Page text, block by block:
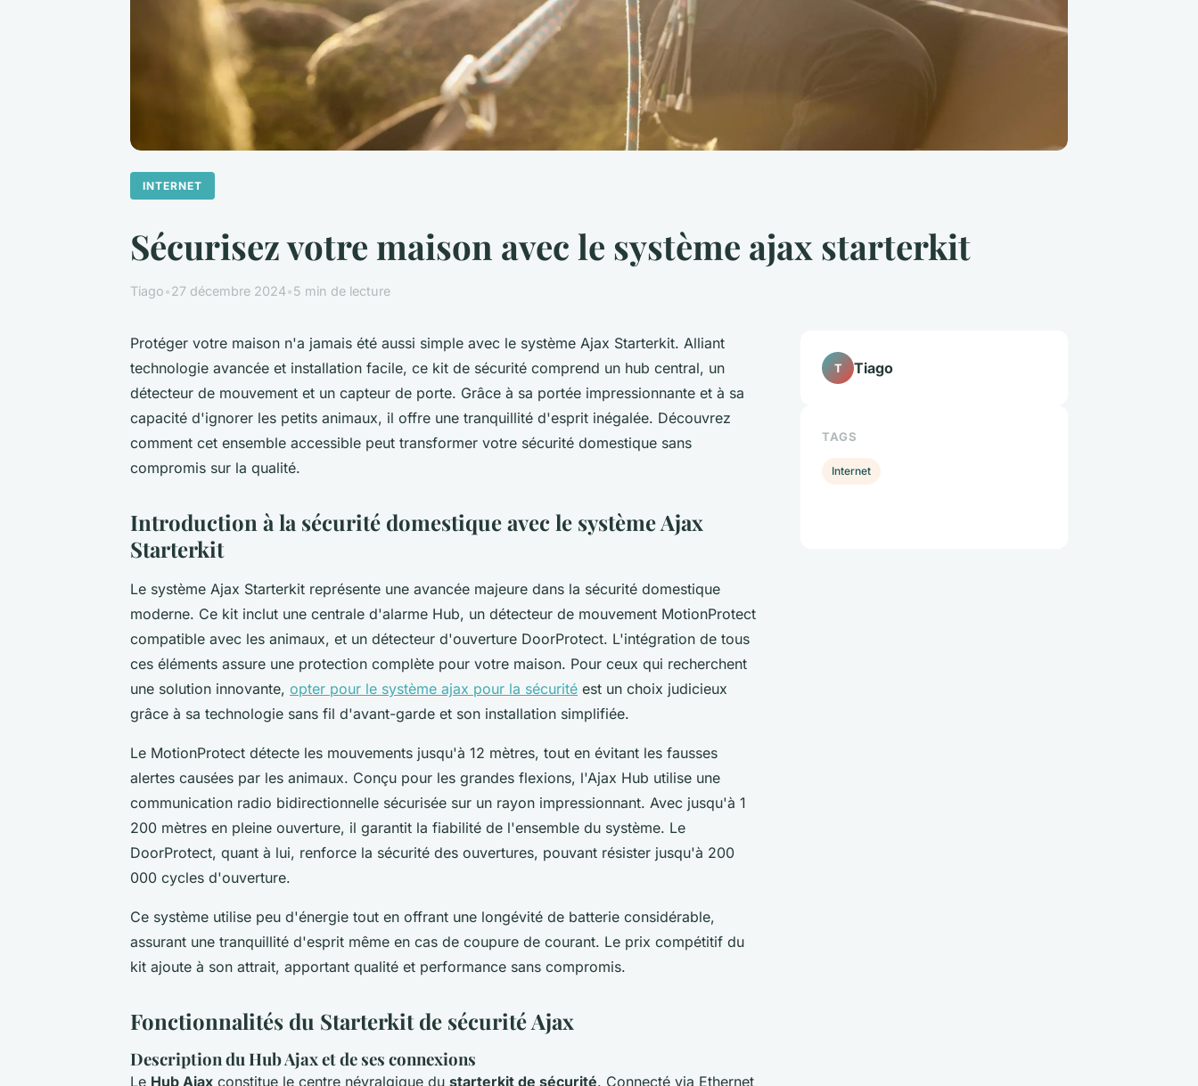
INTERNET
Sécurisez votre maison avec le système ajax starterkit
Tiago•27 décembre 2024•5 min de lecture
Protéger votre maison n'a jamais été aussi simple avec le système Ajax Starterkit. Alliant
technologie avancée et installation facile, ce kit de sécurité comprend un hub central, un
détecteur de mouvement et un capteur de porte. Grâce à sa portée impressionnante et à sa
capacité d'ignorer les petits animaux, il offre une tranquillité d'esprit inégalée. Découvrez
comment cet ensemble accessible peut transformer votre sécurité domestique sans
compromis sur la qualité.
Introduction à la sécurité domestique avec le système Ajax
Starterkit
Le système Ajax Starterkit représente une avancée majeure dans la sécurité domestique
moderne. Ce kit inclut une centrale d'alarme Hub, un détecteur de mouvement MotionProtect
compatible avec les animaux, et un détecteur d'ouverture DoorProtect. L'intégration de tous
ces éléments assure une protection complète pour votre maison. Pour ceux qui recherchent
une solution innovante, opter pour le système ajax pour la sécurité est un choix judicieux
grâce à sa technologie sans fil d'avant-garde et son installation simplifiée.
Le MotionProtect détecte les mouvements jusqu'à 12 mètres, tout en évitant les fausses
alertes causées par les animaux. Conçu pour les grandes flexions, l'Ajax Hub utilise une
communication radio bidirectionnelle sécurisée sur un rayon impressionnant. Avec jusqu'à 1
200 mètres en pleine ouverture, il garantit la fiabilité de l'ensemble du système. Le
DoorProtect, quant à lui, renforce la sécurité des ouvertures, pouvant résister jusqu'à 200
000 cycles d'ouverture.
Ce système utilise peu d'énergie tout en offrant une longévité de batterie considérable,
assurant une tranquillité d'esprit même en cas de coupure de courant. Le prix compétitif du
kit ajoute à son attrait, apportant qualité et performance sans compromis.
Fonctionnalités du Starterkit de sécurité Ajax
Description du Hub Ajax et de ses connexions
Le Hub Ajax constitue le centre névralgique du starterkit de sécurité. Connecté via Ethernet
T Tiago
TAGS
Internet